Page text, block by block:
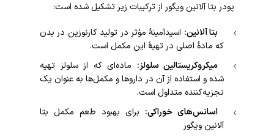
پودر بتا آلانین ویگور از ترکیبات زیر تشکیل شده است:
بتا آلانین: اسیدآمینۀ مؤثر در تولید کارنوزین در بدن
که مادۀ اصلی در تهیۀ این مکمل است.
میکروکریستالین سلولز: ماده‌ای که از سلولز تهیه
شده و استفاده از آن در داروها و مکمل‌ها به عنوان یک
تجزیه‌کننده متداول است.
اسانس‌های خوراکی: برای بهبود طعم مکمل بتا
آلانین ویگور